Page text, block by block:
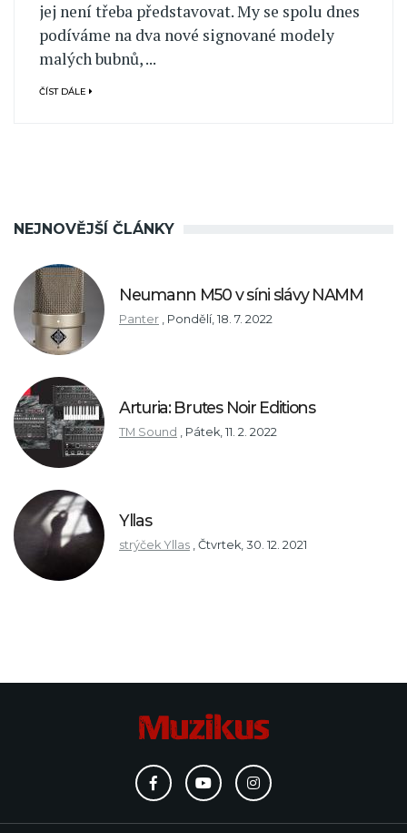
jej není třeba představovat. My se spolu dnes
podíváme na dva nové signované modely
malých bubnů, ...
ČÍST DÁLE
NEJNOVĚJŠÍ ČLÁNKY
Neumann M50 v síni slávy NAMM
Panter , Pondělí, 18. 7. 2022
Arturia: Brutes Noir Editions
TM Sound , Pátek, 11. 2. 2022
Yllas
strýček Yllas , Čtvrtek, 30. 12. 2021